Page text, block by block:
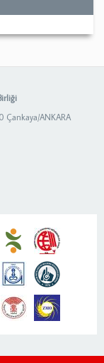
Çankaya/ANKARA